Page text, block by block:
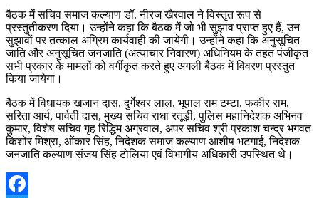
बैठक में सचिव समाज कल्याण डॉ. नीरज खैरवाल ने विस्तृत रूप से
प्रस्तुतीकरण दिया। उन्होंने कहा कि बैठक में जो भी सुझाव प्राप्त हुए हैं, उन
सुझावों पर तत्काल अग्रिम कार्यवाही की जायेगी। उन्होंने कहा कि अनुसूचित
जाति और अनुसूचित जनजाति (अत्याचार निवारण) अधिनियम के तहत पंजीकृत
सभी प्रकार के मामलों को वर्गीकृत करते हुए अगली बैठक में विवरण प्रस्तुत
किया जायेगा।
बैठक में विधायक खजान दास, दुर्गेश्वर लाल, भूपाल राम टम्टा, फकीर राम,
सरिता आर्य, पार्वती दास, मुख्य सचिव राधा रतूड़ी, पुलिस महानिदेशक अभिनव
कुमार, विशेष सचिव गृह रिद्धिम अग्रवाल, अपर सचिव श्री प्रकाश चन्द्र भगवत
किशोर मिश्रा, ओंकार सिंह, निदेशक समाज कल्याण आशीष भटगाई, निदेशक
जनजाति कल्याण संजय सिंह टोलिया एवं विभागीय अधिकारी उपस्थित थे।